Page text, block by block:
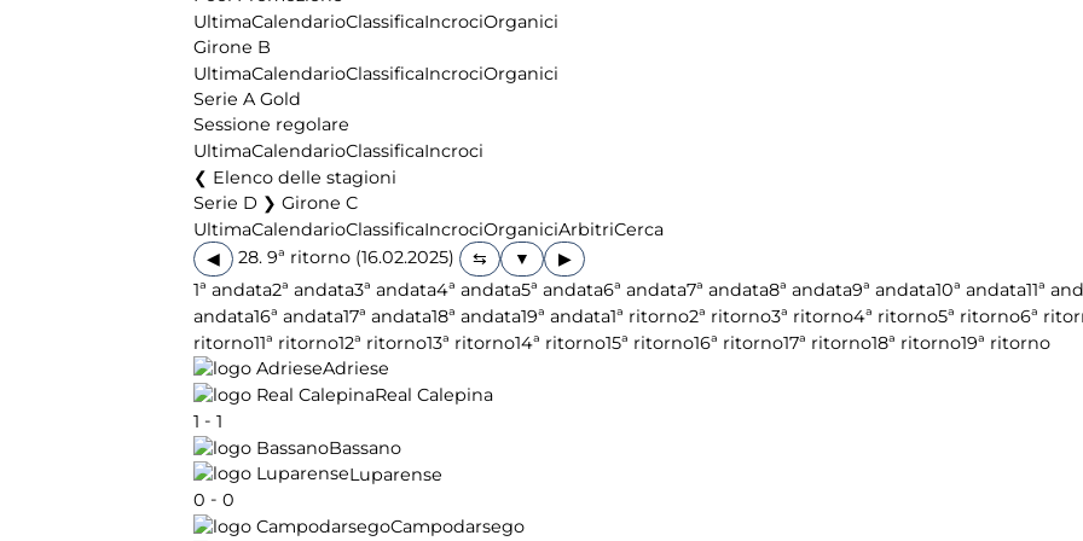
UltimaCalendarioClassificaIncrociOrganici
Girone B
UltimaCalendarioClassificaIncrociOrganici
Serie A Gold
Sessione regolare
UltimaCalendarioClassificaIncroci
Elenco delle stagioni
Serie D ❯ Girone C
UltimaCalendarioClassificaIncrociOrganiciArbitriCerca
◀
28. 9ª ritorno (16.02.2025)
▶
1ª andata2ª andata3ª andata4ª andata5ª andata6ª andata7ª andata8ª andata9ª andata10ª andata11ª
andata16ª andata17ª andata18ª andata19ª andata1ª ritorno2ª ritorno3ª ritorno4ª ritorno5ª ritorno6ª
ritorno11ª ritorno12ª ritorno13ª ritorno14ª ritorno15ª ritorno16ª ritorno17ª ritorno18ª ritorno19ª ritorno
Adriese
Real Calepina
1 - 1
Bassano
Luparense
0 - 0
Campodarsego